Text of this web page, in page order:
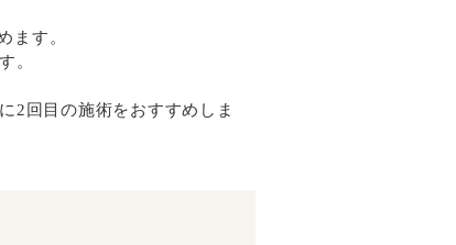
ます。
。
2回目の施術をおすすめしま